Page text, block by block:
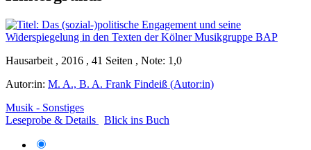
Hausarbeit , 2016 , 41 Seiten , Note: 1,0
Autor:in: M. A., B. A. Frank Findeiß (Autor:in)
Musik - Sonstiges
Leseprobe & Details
Blick ins Buch